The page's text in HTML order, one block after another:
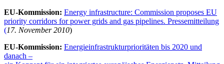
EU-Kommission: Energy infrastructure: Commission proposes EU
priority corridors for power grids and gas pipelines. Pressemitteilung
(17. November 2010)
EU-Kommission: Energieinfrastrukturprioritäten bis 2020 und
danach –